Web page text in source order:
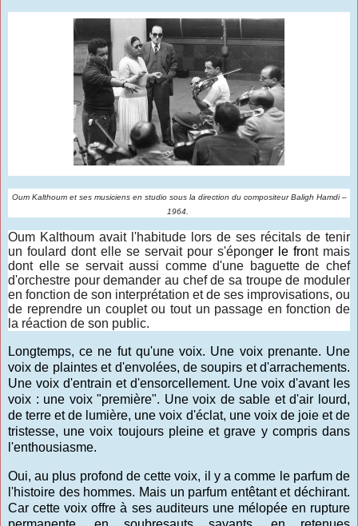
Oum Kalthoum et ses musiciens en studio sous la direction du compositeur Baligh Hamdi –
1964.
Oum Kalthoum avait l'habitude lors de ses récitals de tenir
un foulard dont elle se servait pour s'éponger le front mais
dont elle se servait aussi comme d'une baguette de chef
d'orchestre pour demander au chef de sa troupe de moduler
en fonction de son interprétation et de ses improvisations, ou
de reprendre un couplet ou tout un passage en fonction de
la réaction de son public.
Longtemps, ce ne fut qu'une voix. Une voix prenante. Une
voix de plaintes et d'envolées, de soupirs et d'arrachements.
Une voix d'entrain et d'ensorcellement. Une voix d'avant les
voix : une voix "première". Une voix de sable et d'air lourd,
de terre et de lumière, une voix d'éclat, une voix de joie et de
tristesse, une voix toujours pleine et grave y compris dans
l'enthousiasme.
Oui, au plus profond de cette voix, il y a comme le parfum de
l'histoire des hommes. Mais un parfum entêtant et déchirant.
Car cette voix offre à ses auditeurs une mélopée en rupture